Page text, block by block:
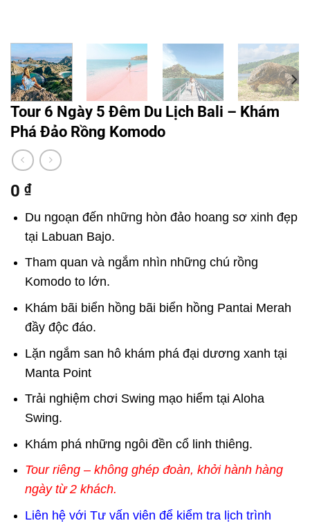
Tour 6 Ngày 5 Đêm Du Lịch Bali – Khám
Phá Đảo Rồng Komodo
0 ₫
Du ngoạn đến những hòn đảo hoang sơ xinh đẹp
tại Labuan Bajo.
Tham quan và ngắm nhìn những chú rồng
Komodo to lớn.
Khám bãi biển hồng bãi biển hồng Pantai Merah
đầy độc đáo.
Lặn ngắm san hô khám phá đại dương xanh tại
Manta Point
Trải nghiệm chơi Swing mạo hiểm tại Aloha
Swing.
Khám phá những ngôi đền cổ linh thiêng.
Tour riêng – không ghép đoàn, khởi hành hàng
ngày từ 2 khách.
Liên hệ với Tư vấn viên để kiểm tra lịch trình